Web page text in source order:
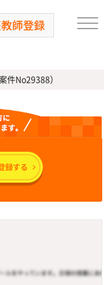
件No29388）